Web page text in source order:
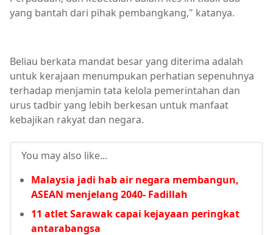
yang bantah dari pihak pembangkang," katanya.
Beliau berkata mandat besar yang diterima adalah
untuk kerajaan menumpukan perhatian sepenuhnya
terhadap menjamin tata kelola pemerintahan dan
urus tadbir yang lebih berkesan untuk manfaat
kebajikan rakyat dan negara.
You may also like...
Malaysia jadi hab air negara membangun,
ASEAN menjelang 2040- Fadillah
11 atlet Sarawak capai kejayaan peringkat
antarabangsa